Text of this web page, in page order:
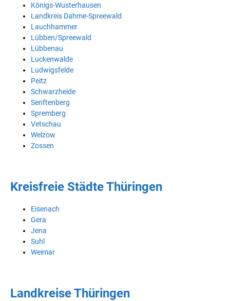
Königs-Wusterhausen
Landkreis Dahme-Spreewald
Lauchhammer
Lübben/Spreewald
Lübbenau
Luckenwalde
Ludwigsfelde
Peitz
Schwarzheide
Senftenberg
Spremberg
Vetschau
Welzow
Zossen
Kreisfreie Städte Thüringen
Eisenach
Gera
Jena
Suhl
Weimar
Landkreise Thüringen